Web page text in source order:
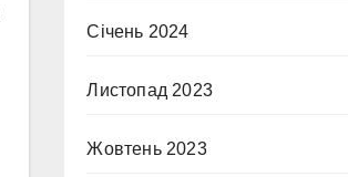
Січень 2024
Листопад 2023
Жовтень 2023